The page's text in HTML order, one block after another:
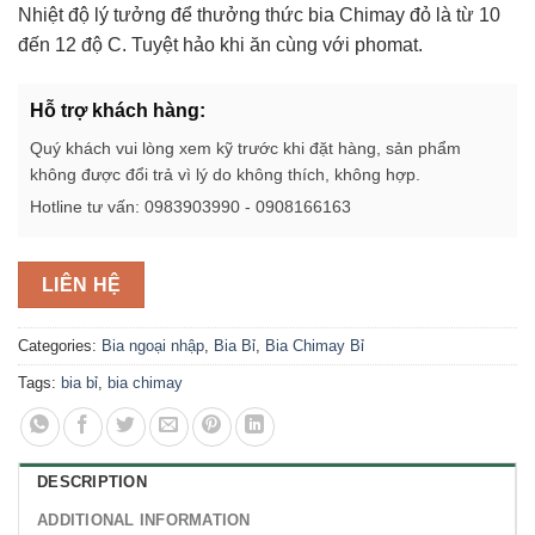
Nhiệt độ lý tưởng để thưởng thức bia Chimay đỏ là từ 10
đến 12 độ C. Tuyệt hảo khi ăn cùng với phomat.
Hỗ trợ khách hàng:
Quý khách vui lòng xem kỹ trước khi đặt hàng, sản phẩm
không được đổi trả vì lý do không thích, không hợp.
Hotline tư vấn: 0983903990 - 0908166163
LIÊN HỆ
Categories: Bia ngoại nhập Bia Bỉ Bia Chimay Bỉ
Tags: bia bỉ bia chimay
DESCRIPTION
ADDITIONAL INFORMATION